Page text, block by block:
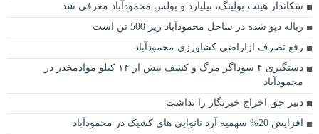
سکاندار هیئت بولینگ، بیلیارد و بولس محمودآباد معرفی شد
زباله دپو شده در ساحل محمودآباد زیر 500 تن است
رفع تصرف ازاراضی کشاورزی محمودآباد
دستگیری ۴ سوداگر مرگ و کشف بیش از ۱۴ کیلو موادمخدر در
محمودآباد
دبیر حق اخراج خبرنگار را نداشت
افزایش 20% سهمیه آرد نانوایی های کشیک در محمودآباد